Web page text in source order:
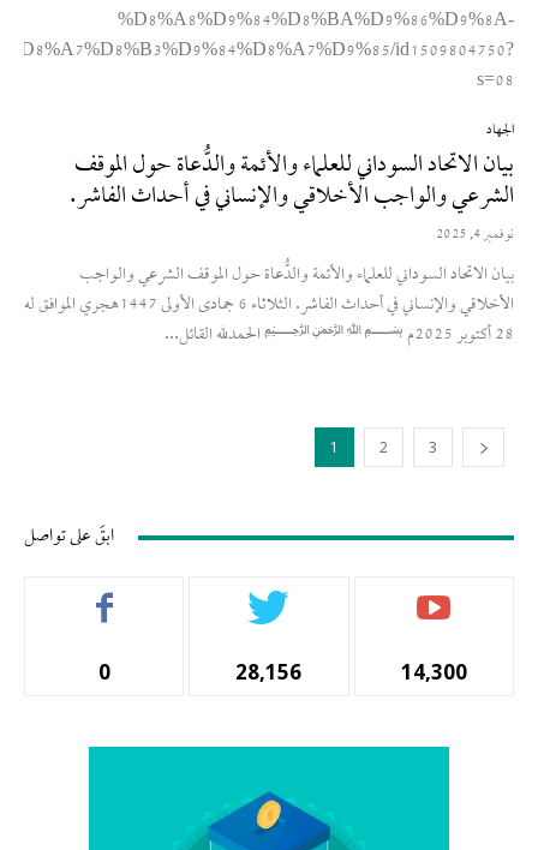
%D8%A8%D9%84%D8%BA%D9%86%D9%8A-
id1509804750?
s=08
الجهاد
بيان الاتحاد السوداني للعلماء والأئمة والدُّعاة حول الموقف
الشرعي والواجب الأخلاقي والإنساني في أحداث الفاشر.
نوفمبر 4, 2025
بيان الاتحاد السوداني للعلماء والأئمة والدُّعاة حول الموقف الشرعي والواجب
الأخلاقي والإنساني في أحداث الفاشر. الثلاثاء 6 جمادى الأولى 1447هجري الموافق له
28 أكتوبر 2025م ﷽ الحمدلله القائل...
1 2 3
ابقَ على تواصل
0 28,156 14,300